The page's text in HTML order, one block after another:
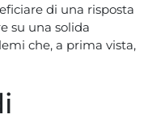
di una risposta
su una solida
che, a prima vista,